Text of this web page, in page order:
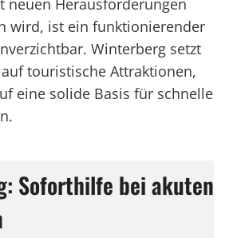
neuen Herausforderungen
wird, ist ein funktionierender
Winterberg setzt
touristische Attraktionen,
eine solide Basis für schnelle
Soforthilfe bei akuten